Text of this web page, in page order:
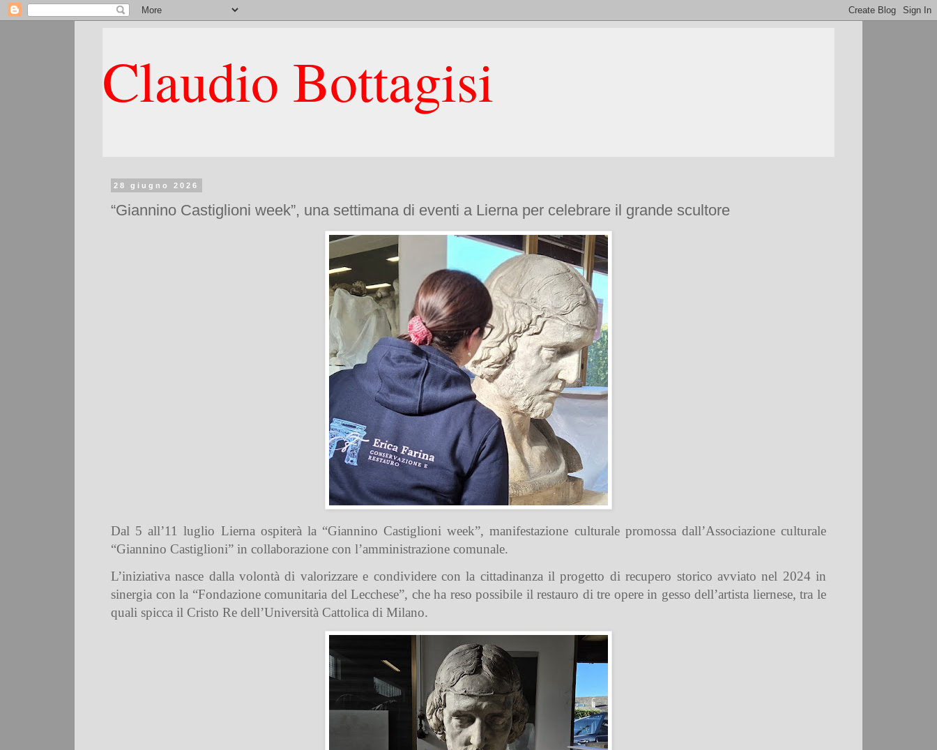
Claudio Bottagisi
28 giugno 2026
“Giannino Castiglioni week”, una settimana di eventi a Lierna per celebrare il grande scultore
Dal 5 all’11 luglio Lierna ospiterà la “Giannino Castiglioni week”, manifestazione culturale promossa dall’Associazione culturale
“Giannino Castiglioni” in collaborazione con l’amministrazione comunale.
L’iniziativa nasce dalla volontà di valorizzare e condividere con la cittadinanza il progetto di recupero storico avviato nel 2024 in
sinergia con la “Fondazione comunitaria del Lecchese”, che ha reso possibile il restauro di tre opere in gesso dell’artista liernese, tra le
quali spicca il Cristo Re dell’Università Cattolica di Milano.